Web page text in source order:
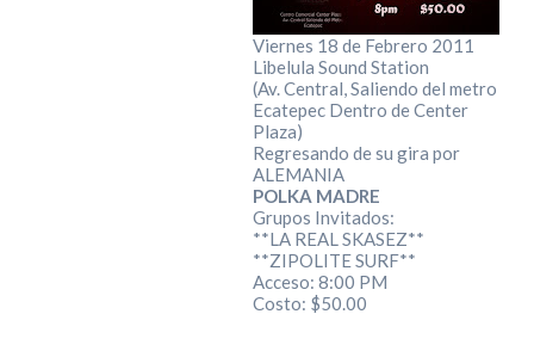
Viernes 18 de Febrero 2011
Libelula Sound Station
(Av. Central, Saliendo del metro
Ecatepec Dentro de Center
Plaza)
Regresando de su gira por
ALEMANIA
POLKA MADRE
Grupos Invitados:
**LA REAL SKASEZ**
**ZIPOLITE SURF**
Acceso: 8:00 PM
Costo: $50.00